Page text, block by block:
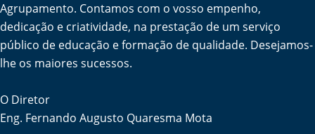
Agrupamento. Contamos com o vosso empenho,
dedicação e criatividade, na prestação de um serviço
público de educação e formação de qualidade. Desejamos-
lhe os maiores sucessos.
O Diretor
Eng. Fernando Augusto Quaresma Mota